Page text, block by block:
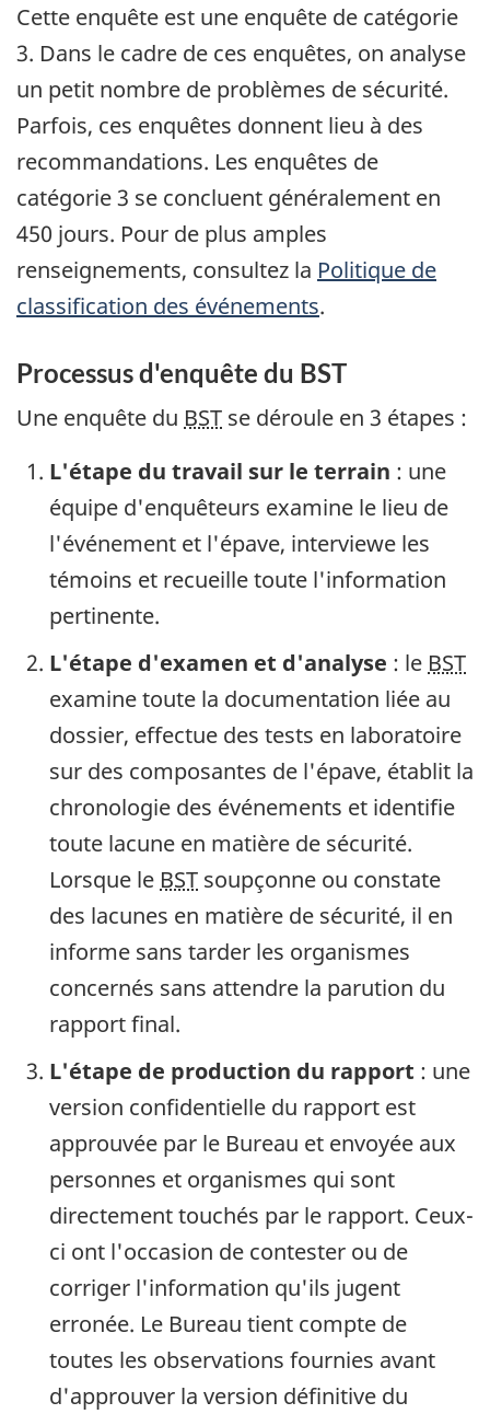
Cette enquête est une enquête de catégorie
3. Dans le cadre de ces enquêtes, on analyse
un petit nombre de problèmes de sécurité.
Parfois, ces enquêtes donnent lieu à des
recommandations. Les enquêtes de
catégorie 3 se concluent généralement en
450 jours. Pour de plus amples
renseignements, consultez la Politique de
classification des événements.
Processus d'enquête du BST
Une enquête du BST se déroule en 3 étapes :
L'étape du travail sur le terrain : une
équipe d'enquêteurs examine le lieu de
l'événement et l'épave, interviewe les
témoins et recueille toute l'information
pertinente.
L'étape d'examen et d'analyse : le BST
examine toute la documentation liée au
dossier, effectue des tests en laboratoire
sur des composantes de l'épave, établit la
chronologie des événements et identifie
toute lacune en matière de sécurité.
Lorsque le BST soupçonne ou constate
des lacunes en matière de sécurité, il en
informe sans tarder les organismes
concernés sans attendre la parution du
rapport final.
L'étape de production du rapport : une
version confidentielle du rapport est
approuvée par le Bureau et envoyée aux
personnes et organismes qui sont
directement touchés par le rapport. Ceux-
ci ont l'occasion de contester ou de
corriger l'information qu'ils jugent
erronée. Le Bureau tient compte de
toutes les observations fournies avant
d'approuver la version définitive du